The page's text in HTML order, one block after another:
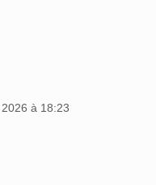
à 18:23